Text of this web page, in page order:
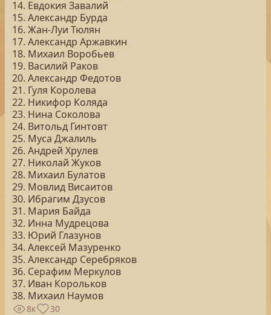
14. Евдокия Завалий
15. Александр Бурда
16. Жан-Луи Тюлян
17. Александр Аржавкин
18. Михаил Воробьев
19. Василий Раков
20. Александр Федотов
21. Гуля Королева
22. Никифор Коляда
23. Нина Соколова
24. Витольд Гинтовт
25. Муса Джалиль
26. Андрей Хрулев
27. Николай Жуков
28. Михаил Булатов
29. Мовлид Висаитов
30. Ибрагим Дзусов
31. Мария Байда
32. Инна Мудрецова
33. Юрий Глазунов
34. Алексей Мазуренко
35. Александр Серебряков
36. Серафим Меркулов
37. Иван Корольков
38. Михаил Наумов
8к 30